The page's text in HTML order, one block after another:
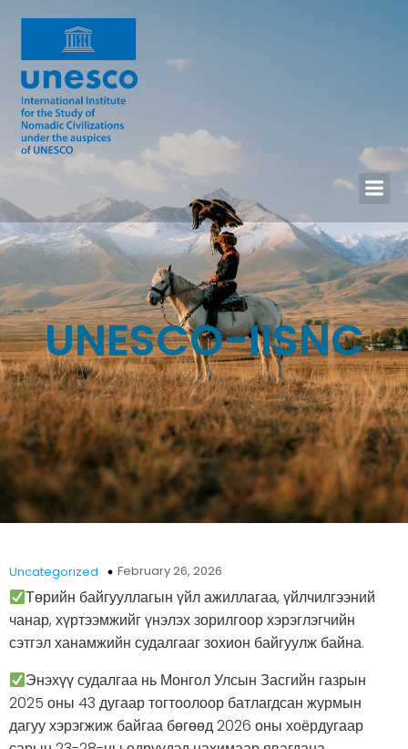
UNESCO-IISNC
Uncategorized February 26, 2026
Төрийн байгууллагын үйл ажиллагаа, үйлчилгээний
чанар, хүртээмжийг үнэлэх зорилгоор хэрэглэгчийн
сэтгэл ханамжийн судалгааг зохион байгуулж байна.
Энэхүү судалгаа нь Монгол Улсын Засгийн газрын
2025 оны 43 дугаар тогтоолоор батлагдсан журмын
дагуу хэрэгжиж байгаа бөгөөд 2026 оны хоёрдугаар